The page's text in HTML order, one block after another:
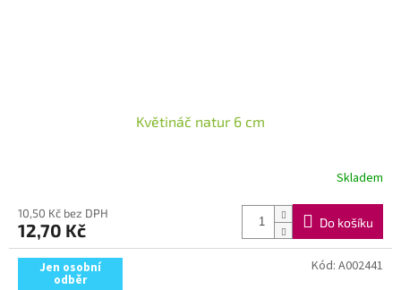
Květináč natur 6 cm
Skladem
10,50 Kč bez DPH
12,70 Kč Do košíku
Jen osobní
odběr
Kód: A002441